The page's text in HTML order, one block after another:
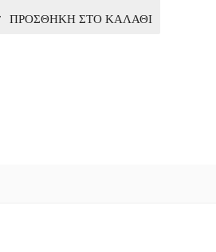
ΠΡΟΣΘΉΚΗ ΣΤΟ ΚΑΛΆΘΙ